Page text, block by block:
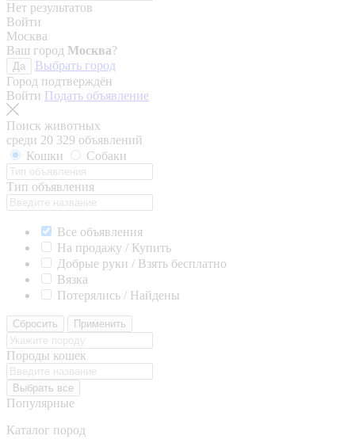
Нет результатов
Войти
Москва
Ваш город Москва?
Да
Выбрать город
Город подтверждён
Войти Подать объявление
Поиск животных
среди 20 329 объявлений
Кошки
Собаки
Тип объявления
Все объявления
На продажу / Купить
Добрые руки / Взять бесплатно
Вязка
Потерялись / Найдены
Сбросить Применить
Породы кошек
Выбрать все
Популярные
Каталог пород